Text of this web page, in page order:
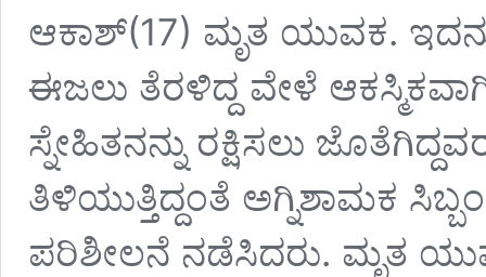
ಆಕಾಶ್(17) ಮೃತ ಯುವಕ.
ಈಜಲು ತೆರಳಿದ್ದ ವೇಳೆ
ಸ್ನೇಹಿತನನ್ನು ರಕ್ಷಿಸಲು
ತಿಳಿಯುತ್ತಿದ್ದಂತೆ ಅಗ್ನಿಶಾಮಕ
ಪರಿಶೀಲನೆ ನಡೆಸಿದರು. ಮೃತ